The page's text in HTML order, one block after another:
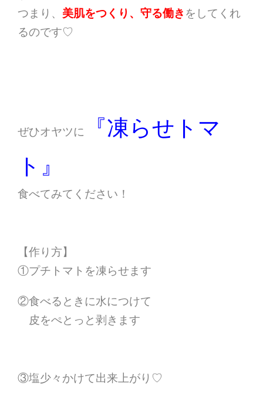
つまり、 美肌をつくり、守る働き をしてくれ
るのです♡
ぜひオヤツに
『凍らせトマ
ト』
食べてみてください！
【作り方】
①プチトマトを凍らせます
②食べるときに水につけて
皮をぺとっと剥きます
③塩少々かけて出来上がり♡